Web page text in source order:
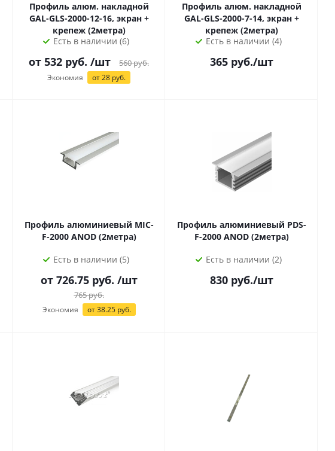
Профиль алюм. накладной
GAL-GLS-2000-12-16, экран +
крепеж (2метра)
Есть в наличии (6)
от 532 руб. /шт 560руб.
Экономия от28 руб.
Профиль алюм. накладной
GAL-GLS-2000-7-14, экран +
крепеж (2метра)
Есть в наличии (4)
365руб./шт
Профиль алюминиевый MIC-
F-2000 ANOD (2метра)
Есть в наличии (5)
от 726.75руб. /шт
765руб.
Экономия от38.25руб.
Профиль алюминиевый PDS-
F-2000 ANOD (2метра)
Есть в наличии (2)
830руб./шт